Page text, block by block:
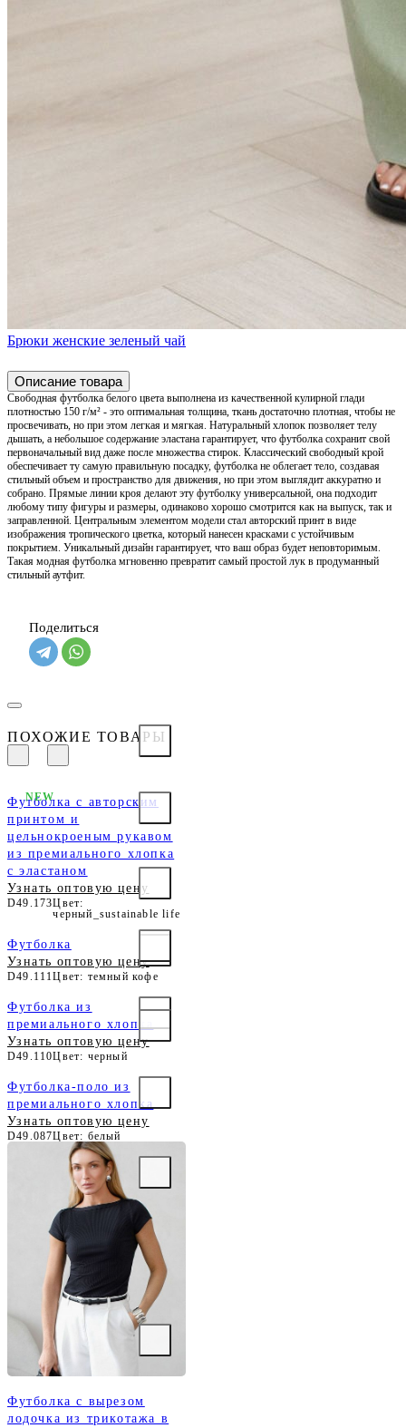
Брюки женские зеленый чай
Описание товара
Свободная футболка белого цвета выполнена из качественной кулирной глади
плотностью 150 г/м² - это оптимальная толщина, ткань достаточно плотная, чтобы не
просвечивать, но при этом легкая и мягкая. Натуральный хлопок позволяет телу
дышать, а небольшое содержание эластана гарантирует, что футболка сохранит свой
первоначальный вид даже после множества стирок. Классический свободный крой
обеспечивает ту самую правильную посадку, футболка не облегает тело, создавая
стильный объем и пространство для движения, но при этом выглядит аккуратно и
собрано. Прямые линии кроя делают эту футболку универсальной, она подходит
любому типу фигуры и размеры, одинаково хорошо смотрится как на выпуск, так и
заправленной. Центральным элементом модели стал авторский принт в виде
изображения тропического цветка, который нанесен красками с устойчивым
покрытием. Уникальный дизайн гарантирует, что ваш образ будет неповторимым.
Такая модная футболка мгновенно превратит самый простой лук в продуманный
стильный аутфит.
Поделиться
ПОХОЖИЕ ТОВАРЫ
Футболка с авторским
принтом и
цельнокроеным рукавом
из премиального хлопка
с эластаном
Узнать оптовую цену
D49.173Цвет:
черный_sustainable life
NEW
Футболка
Узнать оптовую цену
D49.111Цвет: темный кофе
Футболка из
премиального хлопка
Узнать оптовую цену
D49.110Цвет: черный
Футболка-поло из
премиального хлопка
Узнать оптовую цену
D49.087Цвет: белый
Футболка с вырезом
лодочка из трикотажа в